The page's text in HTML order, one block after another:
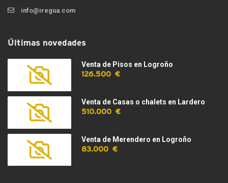
info@iregua.com
Últimas novedades
Venta de Pisos en Logroño
126.500 €
Venta de Casas o chalets en Lardero
510.000 €
Venta de Merendero en Logroño
83.000 €